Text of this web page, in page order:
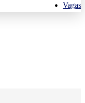
Vagas